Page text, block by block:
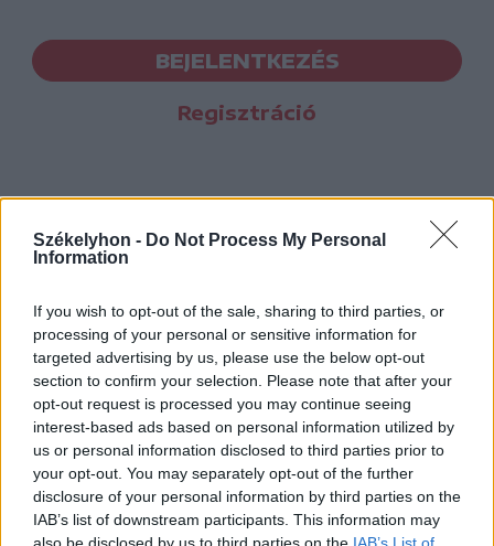
Székelyhon - Do Not Process My Personal
Information
If you wish to opt-out of the sale, sharing to third parties, or
processing of your personal or sensitive information for
targeted advertising by us, please use the below opt-out
section to confirm your selection. Please note that after your
opt-out request is processed you may continue seeing
interest-based ads based on personal information utilized by
us or personal information disclosed to third parties prior to
your opt-out. You may separately opt-out of the further
disclosure of your personal information by third parties on the
IAB’s list of downstream participants. This information may
also be disclosed by us to third parties on the IAB’s List of
BEJELENTKEZÉS
Regisztráció
Hasznos
Impresszum
Szerzői jogok
Adatvédelmi tájékoztató
Cookie-kezelési tájékoztató